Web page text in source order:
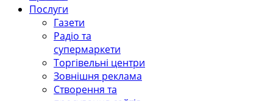
Послуги
Газети
Радіо та
супермаркети
Торгівельні центри
Зовнішня реклама
Створення та